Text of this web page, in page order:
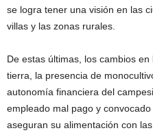
se logra tener una visión en las
villas y las zonas rurales.
De estas últimas, los cambios
tierra, la presencia de
autonomía financiera del
empleado mal pago y
aseguran su alimentación con